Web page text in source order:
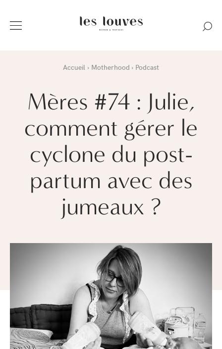
Accueil Motherhood Podcast
Mères #74 : Julie,
comment gérer le
cyclone du post-
partum avec des
jumeaux ?